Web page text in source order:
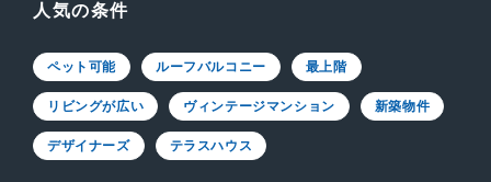
人気の条件
ペット可能 ルーフバルコニー 最上階
リビングが広い ヴィンテージマンション 新築物件
デザイナーズ テラスハウス